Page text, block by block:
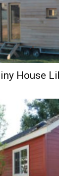
House